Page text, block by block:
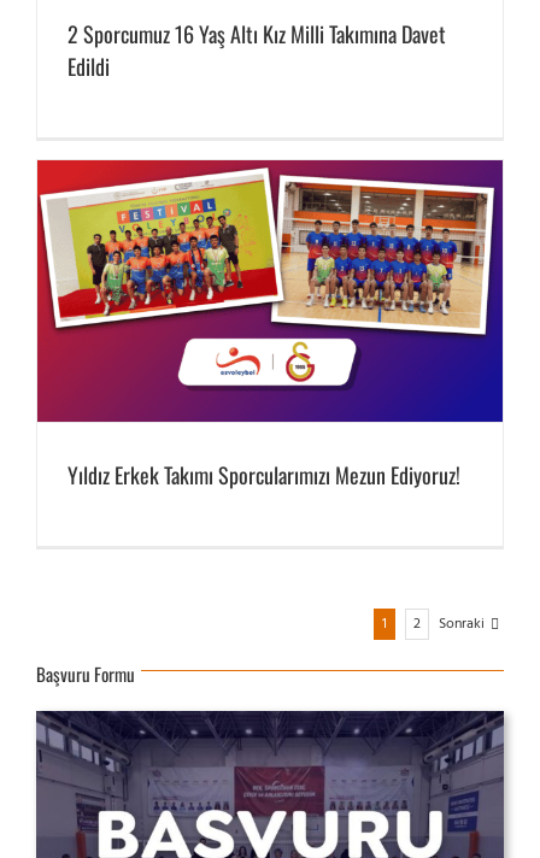
2 Sporcumuz 16 Yaş Altı Kız Milli Takımına Davet
Edildi
Yıldız Erkek Takımı Sporcularımızı Mezun Ediyoruz!
1 2 Sonraki
Başvuru Formu